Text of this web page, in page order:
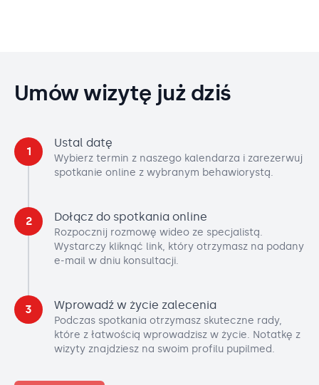
Umów wizytę już dziś
1
Ustal datę
Wybierz termin z naszego kalendarza i zarezerwuj
spotkanie online z wybranym behawiorystą.
2 Dołącz do spotkania online
Rozpocznij rozmowę wideo ze specjalistą.
Wystarczy kliknąć link, który otrzymasz na podany
e-mail w dniu konsultacji.
3 Wprowadź w życie zalecenia
Podczas spotkania otrzymasz skuteczne rady,
które z łatwością wprowadzisz w życie. Notatkę z
wizyty znajdziesz na swoim profilu pupilmed.